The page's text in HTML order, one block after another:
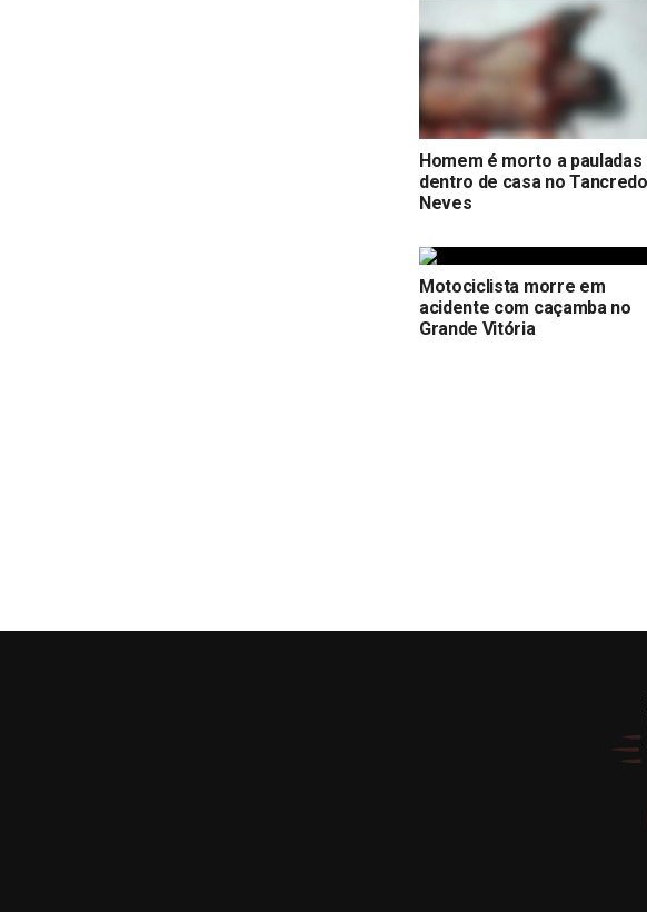
Homem é morto a pauladas
dentro de casa no Tancredo
Neves
Motociclista morre em
acidente com caçamba no
Grande Vitória